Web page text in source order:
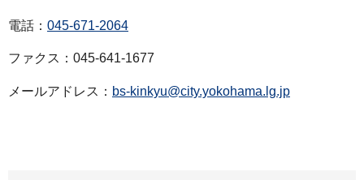
電話： 045-671-2064
ファクス：045-641-1677
メールアドレス： bs-kinkyu@city.yokohama.lg.jp